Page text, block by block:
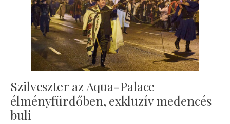
Szilveszter az Aqua-Palace
élményfürdőben, exkluzív medencés
buli